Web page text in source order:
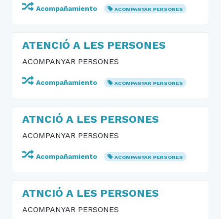
Acompañamiento ACOMPANYAR PERSONES
ATENCIÓ A LES PERSONES
ACOMPANYAR PERSONES
Acompañamiento ACOMPANYAR PERSONES
ATNCIÓ A LES PERSONES
ACOMPANYAR PERSONES
Acompañamiento ACOMPANYAR PERSONES
ATNCIÓ A LES PERSONES
ACOMPANYAR PERSONES